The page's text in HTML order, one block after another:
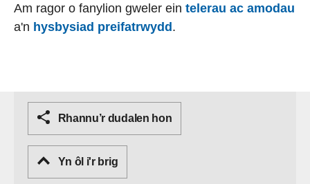
Am ragor o fanylion gweler ein telerau ac amodau
a'n hysbysiad preifatrwydd.
Rhannu’r dudalen hon
Yn ôl i'r brig